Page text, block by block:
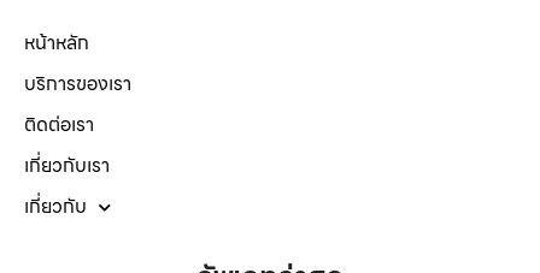
หน้าหลัก
บริการของเรา
ติดต่อเรา
เกี่ยวกับเรา
เกี่ยวกับ